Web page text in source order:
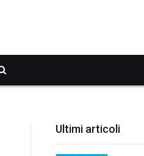
Ultimi articoli